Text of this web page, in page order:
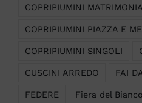
COPRIPIUMINI
COPRIPIUMINI PIAZZA E
COPRIPIUMINI SINGOLI
CUSCINI ARREDO FAI
FEDERE Fiera del Bianco